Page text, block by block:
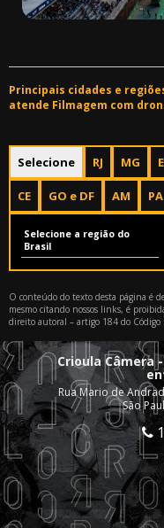
Principais cidades e
atende Filmagem com
Selecione RJ MG
CE GO e DF AM PA
Selecione a região do
Brasil
O conteúdo do texto desta página é
mesmo citando nossos links, é
direito autoral – artigo 184 do Código
Crioula Câmera
Rua Mario de
São